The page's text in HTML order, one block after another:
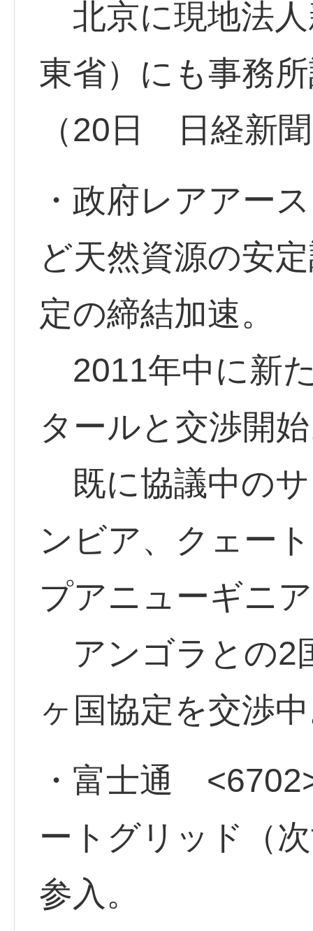
北京に現地法
東省）にも事務
（20日 日経新
・政府レアアー
ど天然資源の安
定の締結加速。
2011年中に新
タールと交渉開
既に協議中の
ンビア、クェー
プアニューギニ
アンゴラとの2
ヶ国協定を交渉
・富士通
ートグリッド（
参入。